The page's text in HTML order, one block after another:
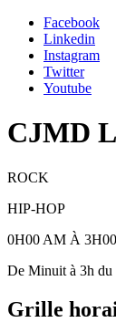
Facebook
Linkedin
Instagram
Twitter
Youtube
CJMD
ROCK
HIP-HOP
0H00 AM À
De Minuit à 3h du
Grille